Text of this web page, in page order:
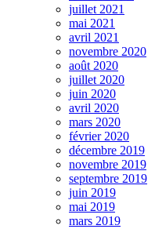
juillet 2021
mai 2021
avril 2021
novembre 2020
août 2020
juillet 2020
juin 2020
avril 2020
mars 2020
février 2020
décembre 2019
novembre 2019
septembre 2019
juin 2019
mai 2019
mars 2019